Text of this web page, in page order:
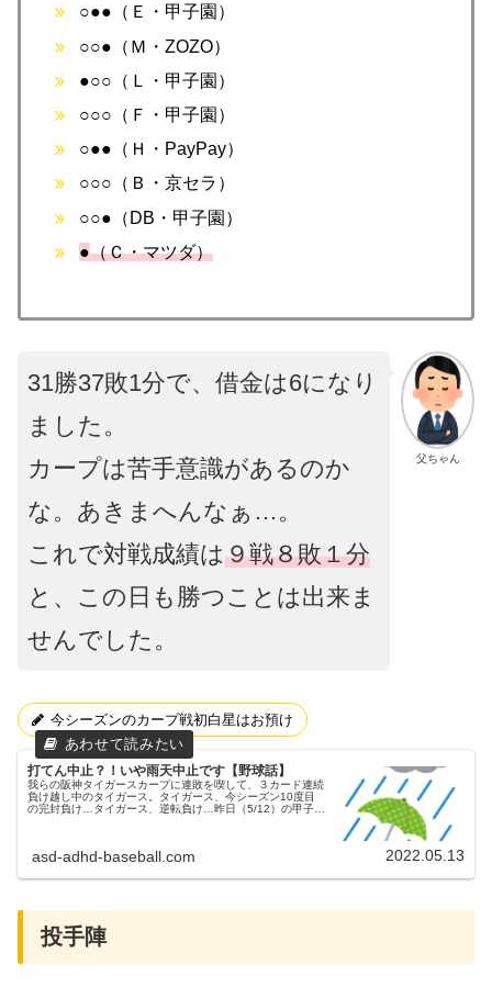
○●●（Ｅ・甲子園）
○○●（Ｍ・ZOZO）
●○○（Ｌ・甲子園）
○○○（Ｆ・甲子園）
○●●（Ｈ・PayPay）
○○○（Ｂ・京セラ）
○○●（DB・甲子園）
●（Ｃ・マツダ）
父ちゃん
31勝37敗1分で、借金は6になり
ました。
カープは苦手意識があるのか
な。あきまへんなぁ…。
これで対戦成績は９戦８敗１分
と、この日も勝つことは出来ま
せんでした。
今シーズンのカープ戦初白星はお預け
打てん中止？！いや雨天中止です【野球話】
我らの阪神タイガースカープに連敗を喫して、３カード連続
負け越し中のタイガース。タイガース、今シーズン10度目
の完封負け…タイガース、逆転負け…昨日（5/12）の甲子園
asd-adhd-baseball.com 2022.05.13
投手陣